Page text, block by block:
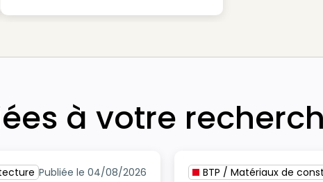
à votre
Publiée le 04/08/2026 BTP / Matériaux de